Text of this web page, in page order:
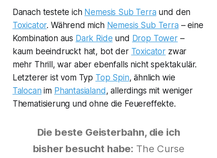
Danach testete ich Nemesis Sub Terra und den
Toxicator. Während mich Nemesis Sub Terra – eine
Kombination aus Dark Ride und Drop Tower–
kaum beeindruckt hat, bot der Toxicator zwar
mehr Thrill, war aber ebenfalls nicht spektakulär.
Letzterer ist vom Typ Top Spin, ähnlich wie
Talocan im Phantasialand, allerdings mit weniger
Thematisierung und ohne die Feuereffekte.
Die beste Geisterbahn, die ich
bisher besucht habe: The Curse